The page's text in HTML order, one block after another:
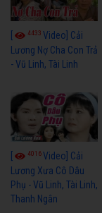
4433 Video] Cải
Lương Nợ Cha Con Trả
- Vũ Linh, Tài Linh
[ 4016Video] Cải
Lương Xưa Cô Dâu
Phụ - Vũ Linh, Tài Linh,
Thanh Ngân